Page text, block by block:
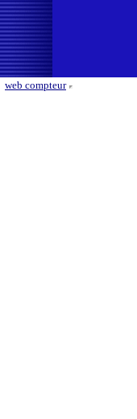
web compteur